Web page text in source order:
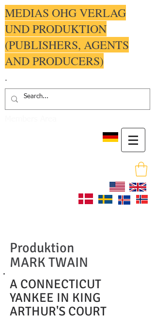
MEDIAS OHG VERLAG
UND PRODUKTION
(PUBLISHERS, AGENTS
AND PRODUCERS)
.
Produktion
MARK TWAIN
A CONNECTICUT
YANKEE IN KING
ARTHUR'S COURT